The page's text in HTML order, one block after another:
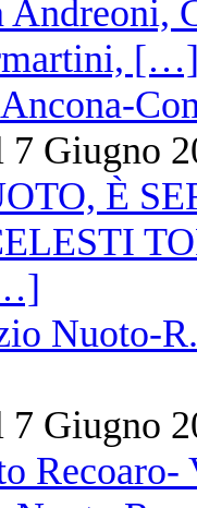
Giugno
Nuoto-
Giugno